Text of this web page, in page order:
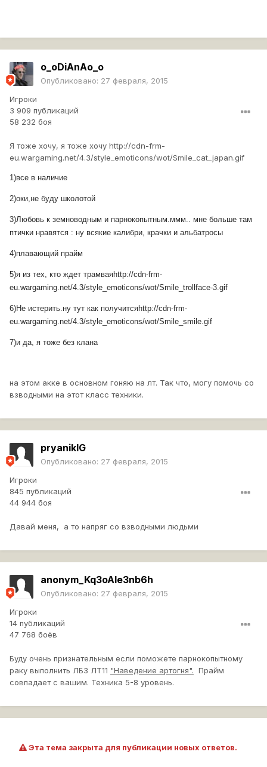
o_oDiAnAo_o
Опубликовано: 27 февраля, 2015
Игроки
3 909 публикаций
58 232 боя
Я тоже хочу, я тоже хочу http://cdn-frm-
eu.wargaming.net/4.3/style_emoticons/wot/Smile_cat_japan.gif
1)все в наличие
2)оки,не буду школотой
3)Любовь к земноводным и парнокопытным.ммм.. мне больше там
птички нравятся : ну всякие калибри, крачки и альбатросы
4)плавающий прайм
5)я из тех, кто ждет трамваяhttp://cdn-frm-
eu.wargaming.net/4.3/style_emoticons/wot/Smile_trollface-3.gif
6)Не истерить.ну тут как получитсяhttp://cdn-frm-
eu.wargaming.net/4.3/style_emoticons/wot/Smile_smile.gif
7)и да, я тоже без клана
на этом акке в основном гоняю на лт. Так что, могу помочь со
взводными на этот класс техники.
pryanikIG
Опубликовано: 27 февраля, 2015
Игроки
845 публикаций
44 944 боя
Давай меня, а то напряг со взводными людьми
anonym_Kq3oAle3nb6h
Опубликовано: 27 февраля, 2015
Игроки
14 публикаций
47 768 боёв
Буду очень признательным если поможете парнокопытному
раку выполнить ЛБЗ ЛТ11 "Наведение артогня". Прайм
совпадает с вашим. Техника 5-8 уровень.
Эта тема закрыта для публикации новых ответов.